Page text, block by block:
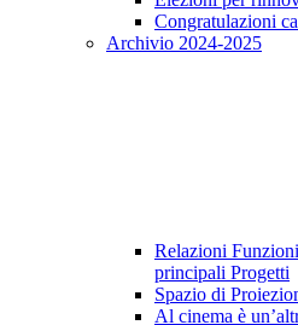
Congratulazioni
Archivio 2024-2025
Relazioni
principali Progetti
Spazio di
Al cinema è